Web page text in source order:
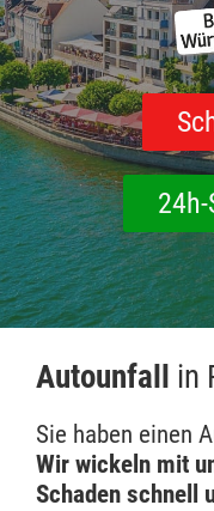
Autounfall in
Sie haben einen
Wir wickeln mit
Schaden schnell